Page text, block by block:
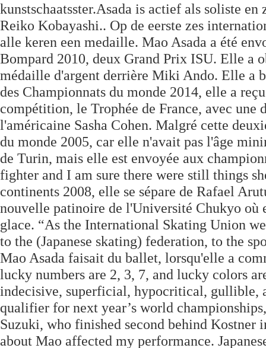
kunstschaatsster.Asada is actief als soliste
Reiko Kobayashi.. Op de eerste zes
alle keren een medaille. Mao Asada a été
Bompard 2010, deux Grand Prix ISU. Elle a
médaille d'argent derrière Miki Ando. Elle a
des Championnats du monde 2014, elle a
compétition, le Trophée de France, avec
l'américaine Sasha Cohen. Malgré cette
du monde 2005, car elle n'avait pas l'âge
de Turin, mais elle est envoyée aux
fighter and I am sure there were still things
continents 2008, elle se sépare de Rafael
nouvelle patinoire de l'Université Chukyo où
glace. “As the International Skating Union
to the (Japanese skating) federation, to the
Mao Asada faisait du ballet, lorsqu'elle a
lucky numbers are 2, 3, 7, and lucky colors
indecisive, superficial, hypocritical, gullible,
qualifier for next year’s world
Suzuki, who finished second behind Kostner
about Mao affected my performance.